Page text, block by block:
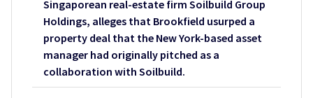
Singaporean real-estate firm Soilbuild Group
Holdings, alleges that Brookfield usurped a
property deal that the New York-based asset
manager had originally pitched as a
collaboration with Soilbuild.